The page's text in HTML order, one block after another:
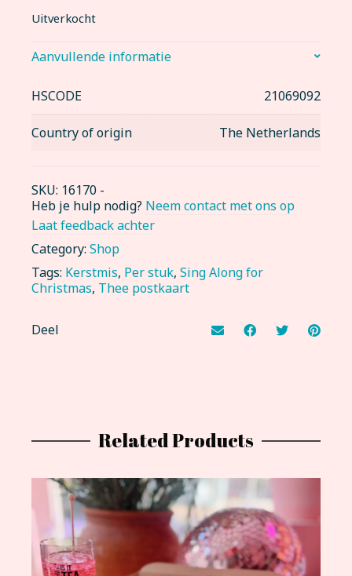
Uitverkocht
Aanvullende informatie
HSCODE 21069092
Country of origin The Netherlands
SKU: 16170 -
Heb je hulp nodig? Neem contact met ons op
Laat feedback achter
Category: Shop
Tags: Kerstmis, Per stuk, Sing Along for
Christmas, Thee postkaart
Deel
Related Products